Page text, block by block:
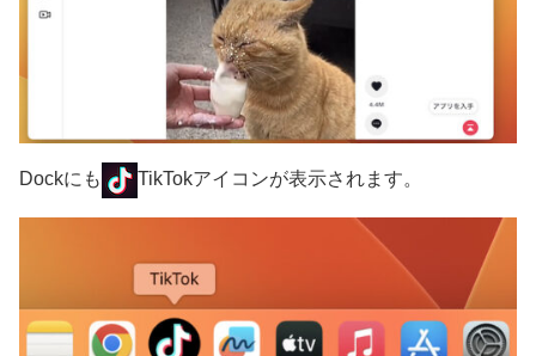
Dockにも TikTokアイコンが表示されます。